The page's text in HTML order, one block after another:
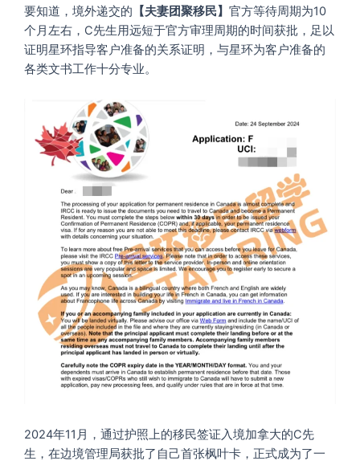
要知道，境外递交的 【夫妻团聚移民】 官方等待周期为10
个月左右，C先生用远短于官方审理周期的时间获批，足以
证明星环指导客户准备的关系证明，与星环为客户准备的
各类文书工作十分专业。
2024年11月，通过护照上的移民签证入境加拿大的C先
生，在边境管理局获批了自己首张枫叶卡，正式成为了一